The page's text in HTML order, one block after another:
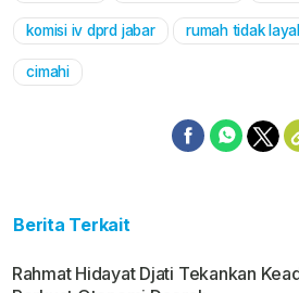
komisi iv dprd jabar rumah tidak
cimahi
Berita Terkait
Rahmat Hidayat Djati Tekankan